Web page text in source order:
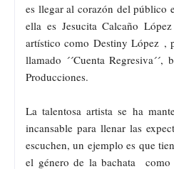
es llegar al corazón del público
ella es Jesucita Calcaño López
artístico como Destiny López ,
llamado ´´Cuenta Regresiva´´,
Producciones.
La talentosa artista se ha
incansable para llenar las
escuchen, un ejemplo es que
el género de la bachata como